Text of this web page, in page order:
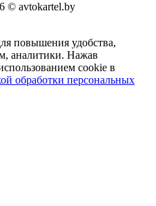
© avtokartel.by
повышения удобства,
аналитики. Нажав
cookie в
обработки персональных